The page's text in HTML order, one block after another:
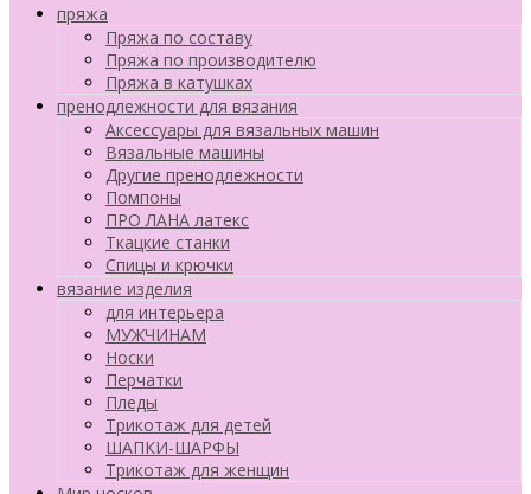
пряжа
Пряжа по составу
Пряжа по производителю
Пряжа в катушках
пренодлежности для вязания
Аксессуары для вязальных машин
Вязальные машины
Другие пренодлежности
Помпоны
ПРО ЛАНА латекс
Ткацкие станки
Cпицы и крючки
вязание изделия
для интерьера
МУЖЧИНАМ
Носки
Перчатки
Пледы
Трикотаж для детей
ШАПКИ-ШАРФЫ
Трикотаж для женщин